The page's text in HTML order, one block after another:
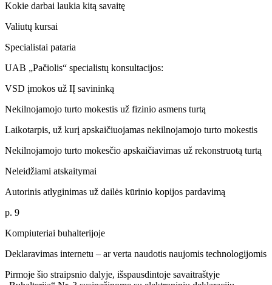
Kokie darbai laukia kitą savaitę
Valiutų kursai
Specialistai pataria
UAB „Pačiolis“ specialistų konsultacijos:
VSD įmokos už IĮ savininką
Nekilnojamojo turto mokestis už fizinio asmens turtą
Laikotarpis, už kurį apskaičiuojamas nekilnojamojo turto mokestis
Nekilnojamojo turto mokesčio apskaičiavimas už rekonstruotą turtą
Neleidžiami atskaitymai
Autorinis atlyginimas už dailės kūrinio kopijos pardavimą
p. 9
Kompiuteriai buhalterijoje
Deklaravimas internetu – ar verta naudotis naujomis technologijomis
Pirmoje šio straipsnio dalyje, išspausdintoje savaitraštyje